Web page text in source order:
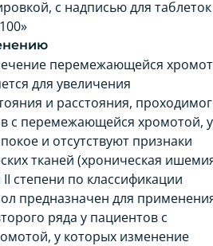
с надписью для
перемежающейся
для увеличения
и расстояния,
с перемежающейся хромотой, у
и отсутствуют признаки
тканей (хроническая
степени по классификации
предназначен для
ряда у пациентов с
у которых изменение